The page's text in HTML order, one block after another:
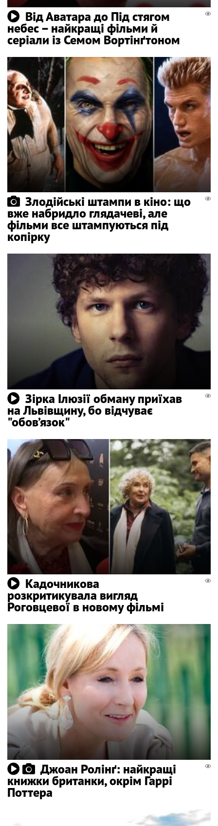
Від Аватара до Під стягом
небес – найкращі фільми й
серіали із Семом Вортінґтоном
Злодійські штампи в кіно: що
вже набридло глядачеві, але
фільми все штампуються під
копірку
Зірка Ілюзії обману приїхав
на Львівщину, бо відчуває
"обов’язок"
Кадочникова
розкритикувала вигляд
Роговцевої в новому фільмі
Джоан Ролінґ: найкращі
книжки британки, окрім Гаррі
Поттера